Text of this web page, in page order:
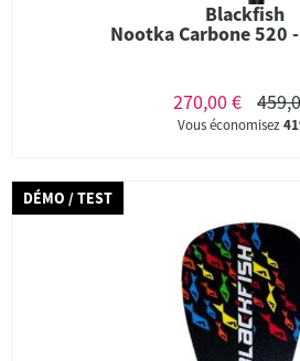
Blackfish
Nootka Carbone 520
270,00 €
Vous économisez
DÉMO / TEST